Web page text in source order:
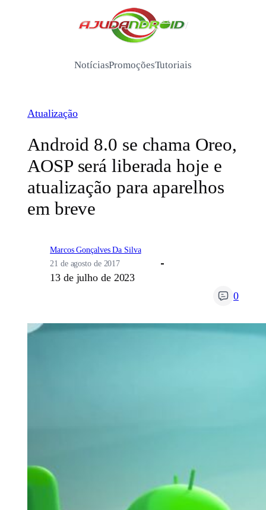
/
NotíciasPromoçõesTutoriais
Atualização
Android 8.0 se chama Oreo,
AOSP será liberada hoje e
atualização para aparelhos
em breve
Marcos Gonçalves Da Silva
21 de agosto de 2017
13 de julho de 2023
0